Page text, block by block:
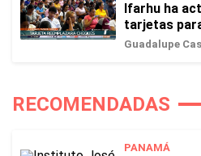
Ifarhu ha
tarjetas
Guadalupe
RECOMENDADAS
PANAMÁ